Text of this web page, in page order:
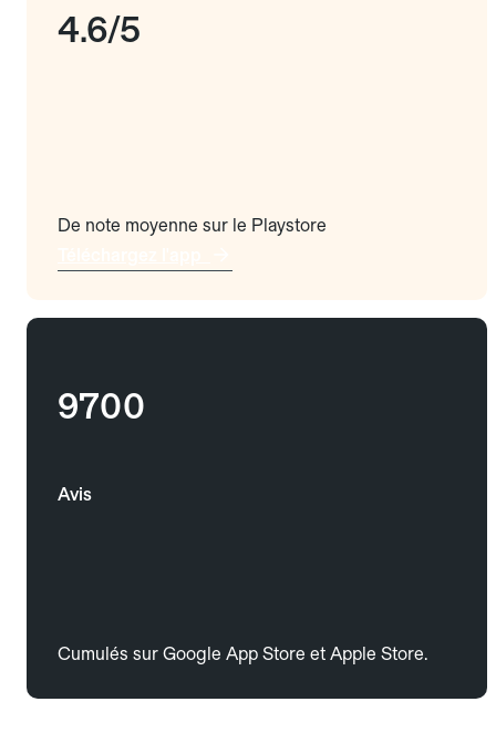
4.6/5
De note moyenne sur le Playstore
9700
Avis
Cumulés sur Google App Store et Apple Store.